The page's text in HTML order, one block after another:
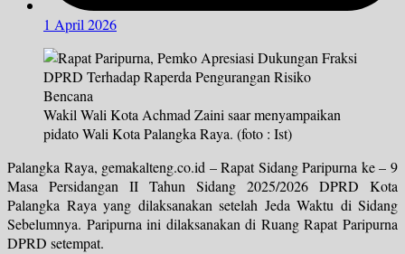
1 April 2026
Wakil Wali Kota Achmad Zaini saar menyampaikan
pidato Wali Kota Palangka Raya. (foto : Ist)
Palangka Raya, gemakalteng.co.id – Rapat Sidang Paripurna ke – 9
Masa Persidangan II Tahun Sidang 2025/2026 DPRD Kota
Palangka Raya yang dilaksanakan setelah Jeda Waktu di Sidang
Sebelumnya. Paripurna ini dilaksanakan di Ruang Rapat Paripurna
DPRD setempat.